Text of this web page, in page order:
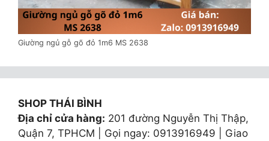
Giường ngủ gỗ gõ đỏ 1m6 MS 2638
SHOP THÁI BÌNH
Địa chỉ cửa hàng: 201 đường Nguyễn Thị Thập,
Quận 7, TPHCM | Gọi ngay: 0913916949 | Giao